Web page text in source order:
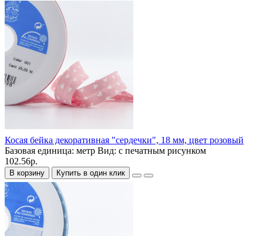
Косая бейка декоративная "сердечки", 18 мм, цвет розовый
Базовая единица: метр Вид: с печатным рисунком
102.56р.
В корзину Купить в один клик